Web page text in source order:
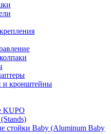
и кронштейны
KUPO
стойки Baby (Aluminum Baby